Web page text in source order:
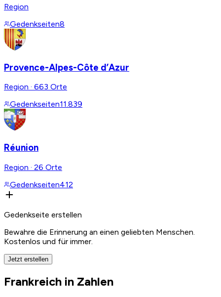
Region
Gedenkseiten8
Provence-Alpes-Côte d’Azur
Region · 663 Orte
Gedenkseiten11.839
Réunion
Region · 26 Orte
Gedenkseiten412
Gedenkseite erstellen
Bewahre die Erinnerung an einen geliebten Menschen.
Kostenlos und für immer.
Jetzt erstellen
Frankreich in Zahlen